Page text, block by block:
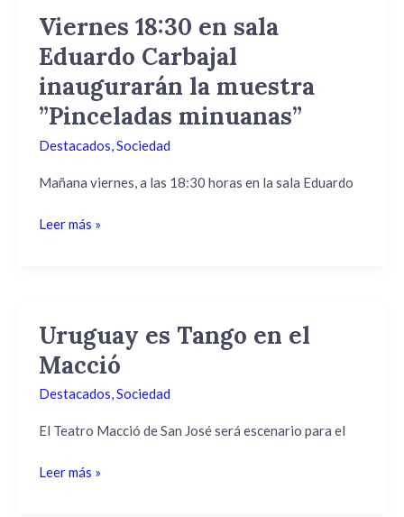
Viernes 18:30 en sala
Eduardo Carbajal
inaugurarán la muestra
”Pinceladas minuanas”
Destacados Sociedad
Mañana viernes, a las 18:30 horas en la sala Eduardo
Viernes
18:30
en
sala
Eduardo
inaugurarán
”Pinceladas
Leer más »
Uruguay es Tango en el
Macció
Destacados,Sociedad
El Teatro Macció de San José será escenario para el
Uruguay
Tango
en
Macció
Leer más »